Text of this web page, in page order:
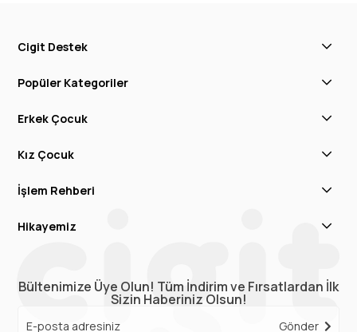
Cigit Destek
Popüler Kategoriler
Erkek Çocuk
Kız Çocuk
İşlem Rehberi
Hikayemiz
Bültenimize Üye Olun! Tüm İndirim ve Fırsatlardan İlk
Sizin Haberiniz Olsun!
Gönder